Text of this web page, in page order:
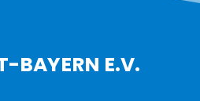
BAYERN E.V.